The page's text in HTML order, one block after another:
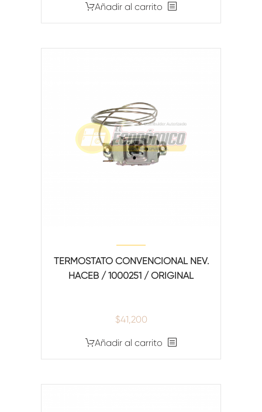
Añadir al carrito
TERMOSTATO CONVENCIONAL NEV.
HACEB / 1000251 / ORIGINAL
$41,200
Añadir al carrito